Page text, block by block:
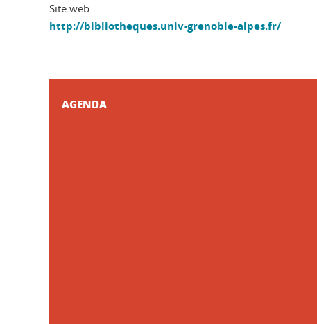
Site web
http://bibliotheques.univ-grenoble-alpes.fr/
AGENDA